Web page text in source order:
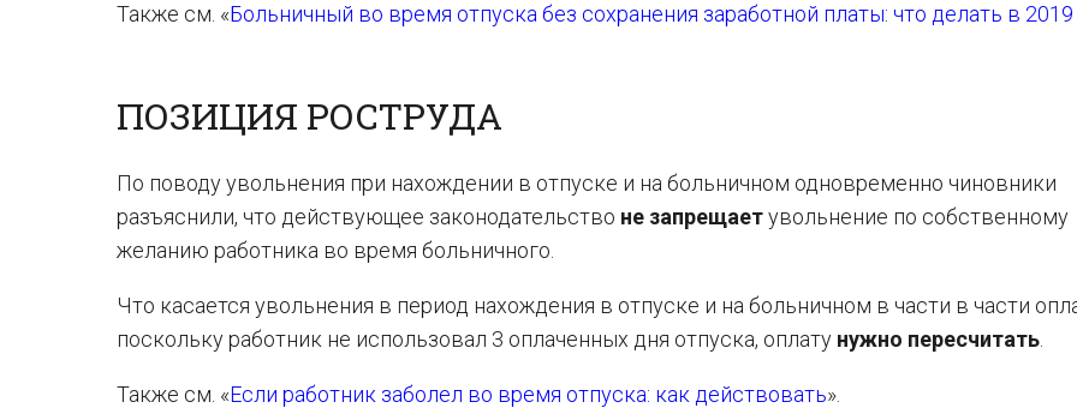
Также см. «Больничный во время отпуска без сохранения заработной платы: что делать в 2019
ПОЗИЦИЯ РОСТРУДА
По поводу увольнения при нахождении в отпуске и на больничном одновременно чиновники
разъяснили, что действующее законодательство не запрещаетувольнение по собственному
желанию работника во время больничного.
Что касается увольнения в период нахождения в отпуске и на больничном в части в части
поскольку работник не использовал 3 оплаченных дня отпуска, оплату нужно пересчитать
Также см. «Если работник заболел во время отпуска: как действовать».